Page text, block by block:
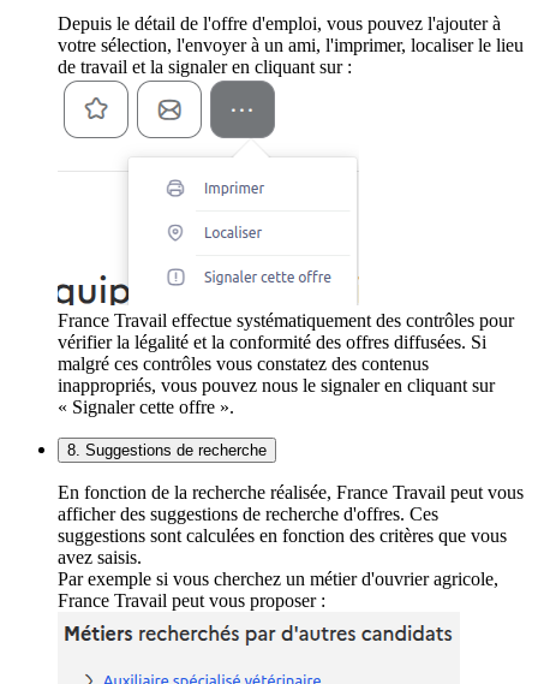
Depuis le détail de l'offre d'emploi, vous pouvez l'ajouter à
votre sélection, l'envoyer à un ami, l'imprimer, localiser le lieu
de travail et la signaler en cliquant sur :
France Travail effectue systématiquement des contrôles pour
vérifier la légalité et la conformité des offres diffusées. Si
malgré ces contrôles vous constatez des contenus
inappropriés, vous pouvez nous le signaler en cliquant sur
« Signaler cette offre ».
8. Suggestions de recherche
En fonction de la recherche réalisée, France Travail peut vous
afficher des suggestions de recherche d'offres. Ces
suggestions sont calculées en fonction des critères que vous
avez saisis.
Par exemple si vous cherchez un métier d'ouvrier agricole,
France Travail peut vous proposer :